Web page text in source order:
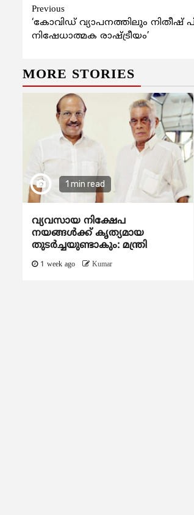
Continue
Reading
Previous
‘കോവിഡ് വ്യാപനത്തിലും നിതീഷ്
നിഷേധാത്മക രാഷ്ട്രീയം’
MORE STORIES
1 min read
വ്യവസായ നിക്ഷേപ
നയങ്ങള്‍ക്ക് കൃത്യമായ
തുടര്‍ച്ചയുണ്ടാകും: മന്ത്രി
1 week ago Kumar